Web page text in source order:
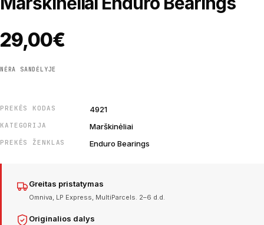
29,00€
NĖRA SANDĖLYJE
PREKĖS KODAS 4921
KATEGORIJA Marškinėliai
PREKĖS ŽENKLAS Enduro Bearings
Greitas pristatymas
Omniva, LP Express, MultiParcels. 2–6 d.d.
Originalios dalys